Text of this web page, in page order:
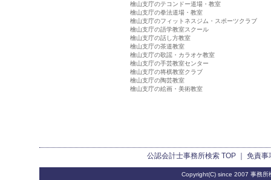
檜山支庁のテコンドー道場・教室
檜山支庁の拳法道場・教室
檜山支庁のフィットネスジム・スポーツクラブ
檜山支庁の語学教室スクール
檜山支庁の話し方教室
檜山支庁の茶道教室
檜山支庁の歌謡・カラオケ教室
檜山支庁の手芸教室センター
檜山支庁の将棋教室クラブ
檜山支庁の陶芸教室
檜山支庁の絵画・美術教室
公認会計士事務所検索TOP ｜ 免責事
Copyright(C) since 2007 事務所